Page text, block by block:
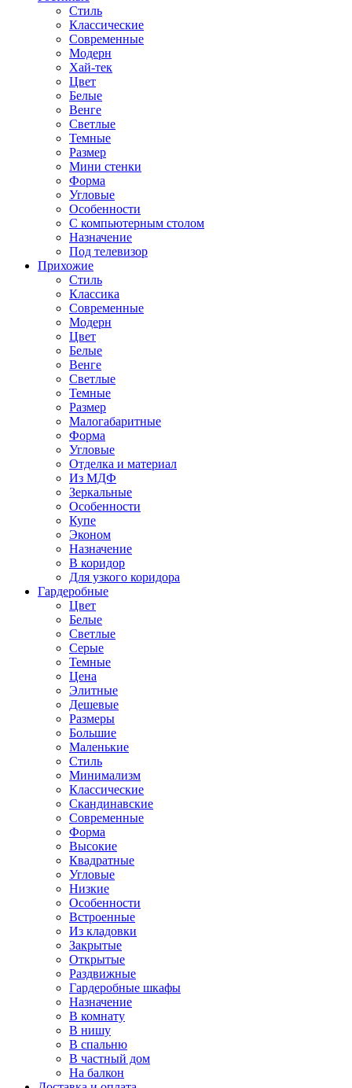
Стиль
Классические
Современные
Модерн
Хай-тек
Цвет
Белые
Венге
Светлые
Темные
Размер
Мини стенки
Форма
Угловые
Особенности
С компьютерным столом
Назначение
Под телевизор
Прихожие
Стиль
Классика
Современные
Модерн
Цвет
Белые
Венге
Светлые
Темные
Размер
Малогабаритные
Форма
Угловые
Отделка и материал
Из МДФ
Зеркальные
Особенности
Купе
Эконом
Назначение
В коридор
Для узкого коридора
Гардеробные
Цвет
Белые
Светлые
Серые
Темные
Цена
Элитные
Дешевые
Размеры
Большие
Маленькие
Стиль
Минимализм
Классические
Скандинавские
Современные
Форма
Высокие
Квадратные
Угловые
Низкие
Особенности
Встроенные
Из кладовки
Закрытые
Открытые
Раздвижные
Гардеробные шкафы
Назначение
В комнату
В нишу
В спальню
В частный дом
На балкон